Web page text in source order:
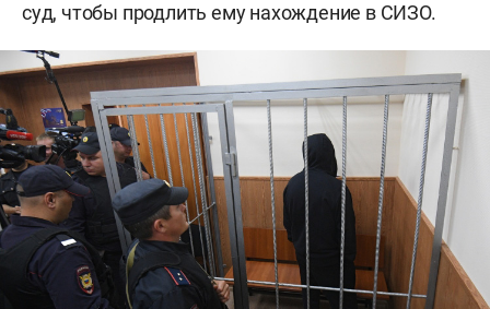
суд, чтобы продлить ему нахождение в СИЗО.